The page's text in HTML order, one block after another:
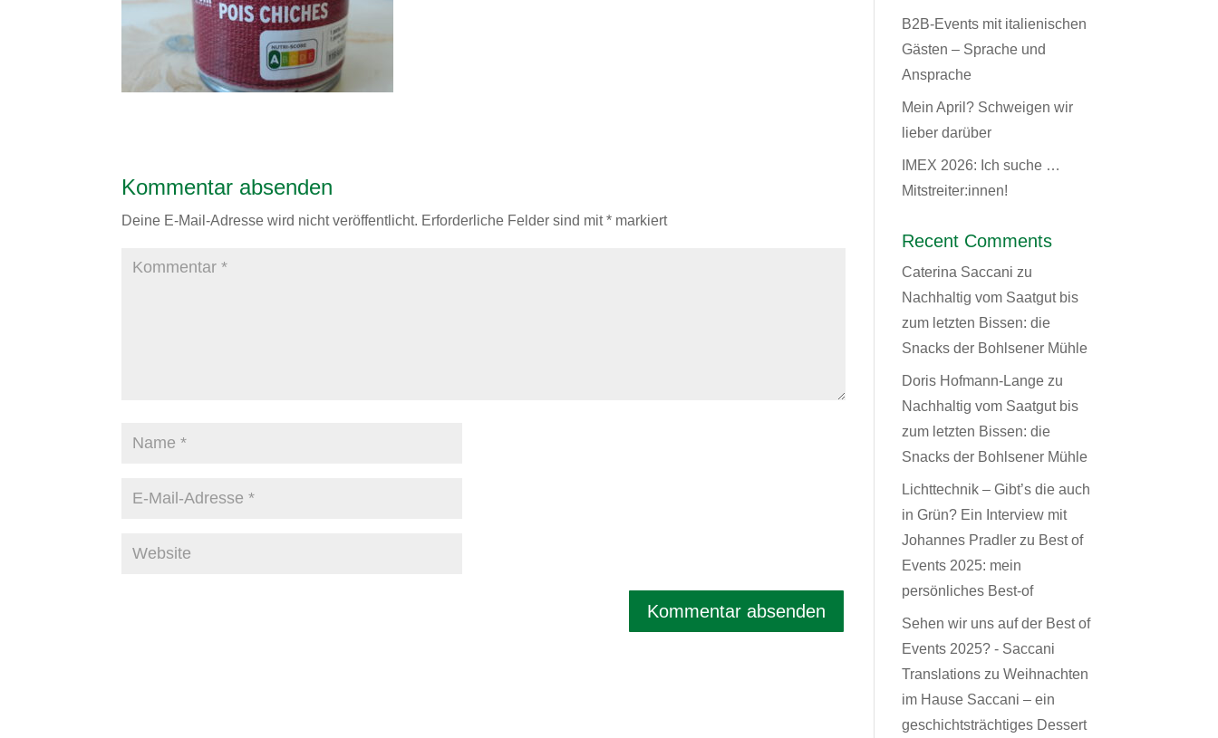
Kommentar absenden
Deine E-Mail-Adresse wird nicht veröffentlicht. Erforderliche Felder sind mit* markiert
B2B-Events mit italienischen
Gästen – Sprache und
Ansprache
Mein April? Schweigen wir
lieber darüber
IMEX 2026: Ich suche …
Mitstreiter:innen!
Recent Comments
Caterina Saccani zu
Nachhaltig vom Saatgut bis
zum letzten Bissen: die
Snacks der Bohlsener Mühle
Doris Hofmann-Langezu
Nachhaltig vom Saatgut bis
zum letzten Bissen: die
Snacks der Bohlsener Mühle
Lichttechnik – Gibt’s die auch
in Grün? Ein Interview mit
Johannes Pradlerzu Best of
Events 2025: mein
persönliches Best-of
Sehen wir uns auf der Best of
Events 2025? - Saccani
Translationszu Weihnachten
im Hause Saccani – ein
geschichtsträchtiges Dessert